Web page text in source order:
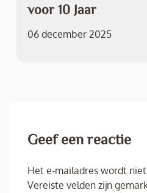
voor 10 Jaar
06 december 2025
Geef een reactie
Het e-mailadres wordt
Vereiste velden zijn